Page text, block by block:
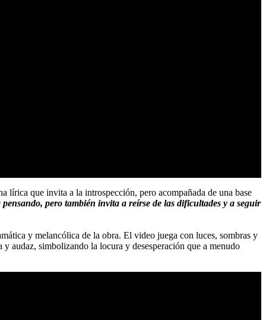
lírica que invita a la introspección, pero acompañada de una base
pero también invita a reírse de las dificultades y a seguir
y melancólica de la obra. El video juega con luces, sombras y
audaz, simbolizando la locura y desesperación que a menudo